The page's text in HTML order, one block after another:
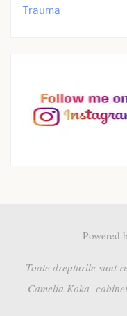
Trauma
Powered
Toate drepturile sunt
Camelia Koka -